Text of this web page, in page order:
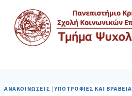
ΑΝΑΚΟΙΝΏΣΕΙΣ |ΥΠΟΤΡΟΦΊΕΣ ΚΑΙ ΒΡΑΒΕΊΑ